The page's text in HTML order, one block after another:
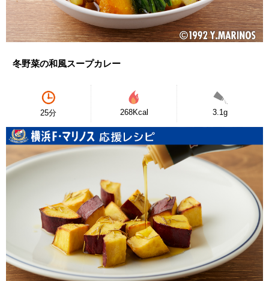
冬野菜の和風スープカレー
25分 268Kcal 3.1g